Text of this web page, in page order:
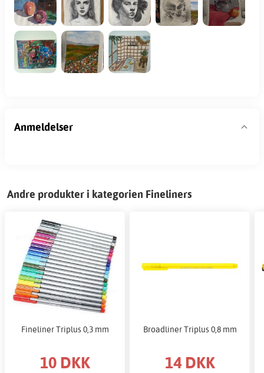
Anmeldelser
Andre produkter i kategorien Fineliners
Fineliner Triplus 0,3 mm
10 DKK
Broadliner Triplus 0,8 mm
14 DKK